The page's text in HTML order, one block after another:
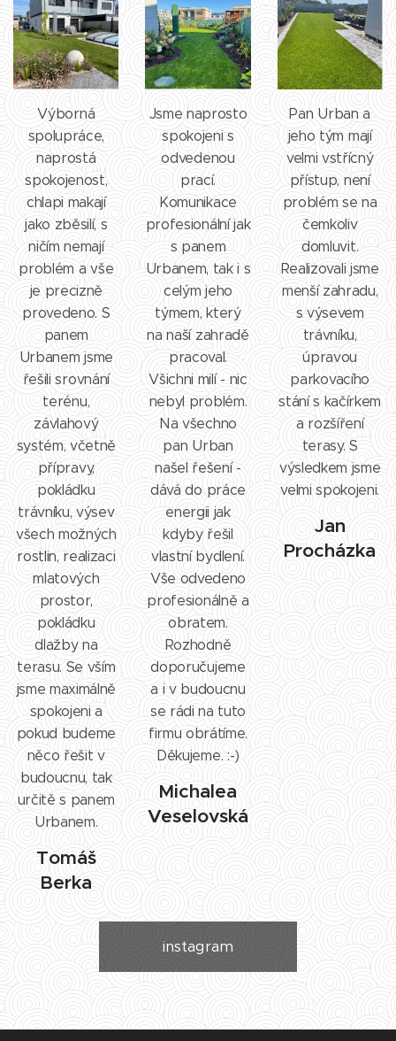
Výborná
spolupráce,
naprostá
spokojenost,
chlapi makají
jako zběsilí, s
ničím nemají
problém a vše
je precizně
provedeno. S
panem
Urbanem jsme
řešili srovnání
terénu,
závlahový
systém, včetně
přípravy,
pokládku
trávníku, výsev
všech možných
rostlin, realizaci
mlatových
prostor,
pokládku
dlažby na
terasu. Se vším
jsme maximálně
spokojeni a
pokud budeme
něco řešit v
budoucnu, tak
určitě s panem
Urbanem.
Tomáš
Berka
Jsme naprosto
spokojeni s
odvedenou
prací.
Komunikace
profesionální jak
s panem
Urbanem, tak i s
celým jeho
týmem, který
na naší zahradě
pracoval.
Všichni milí - nic
nebyl problém.
Na všechno
pan Urban
našel řešení -
dává do práce
energii jak
kdyby řešil
vlastní bydlení.
Vše odvedeno
profesionálně a
obratem.
Rozhodně
doporučujeme
a i v budoucnu
se rádi na tuto
firmu obrátíme.
Děkujeme. :-)
Michalea
Veselovská
Pan Urban a
jeho tým mají
velmi vstřícný
přístup, není
problém se na
čemkoliv
domluvit.
Realizovali jsme
menší zahradu,
s výsevem
trávníku,
úpravou
parkovacího
stání s kačírkem
a rozšíření
terasy. S
výsledkem jsme
velmi spokojeni.
Jan
Procházka
instagram